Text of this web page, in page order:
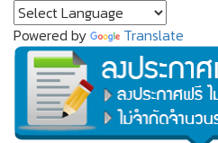
Powered by Translate